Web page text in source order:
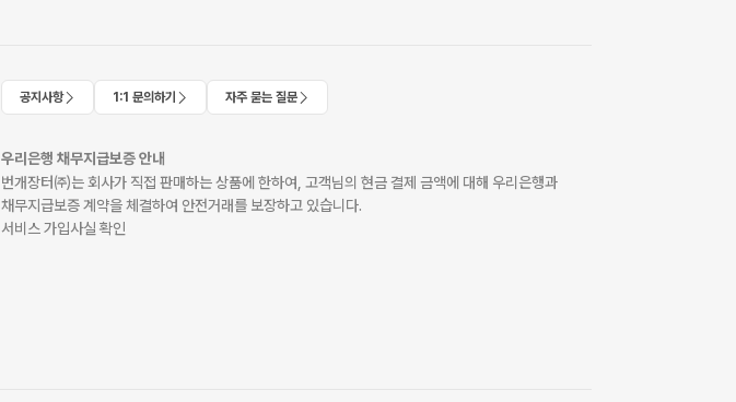
공지사항 1:1 문의하기 자주 묻는 질문
우리은행 채무지급보증 안내
번개장터㈜는 회사가 직접 판매하는 상품에 한하여, 고객님의 현금 결제 금액에 대해 우리은행과
채무지급보증 계약을 체결하여 안전거래를 보장하고 있습니다.
서비스 가입사실 확인